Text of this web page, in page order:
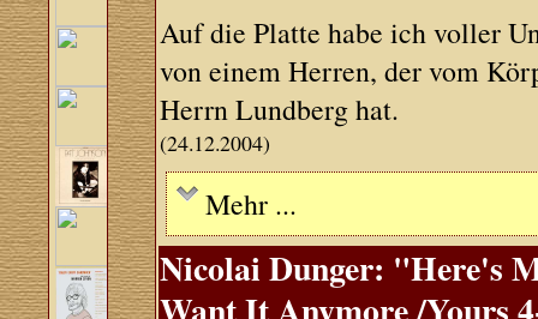
Auf die Platte habe ich voller
von einem Herren, der vom
Herrn Lundberg hat.
(24.12.2004)
Mehr ...
Nicolai Dunger: "Here's
Want It Anymore /Yours